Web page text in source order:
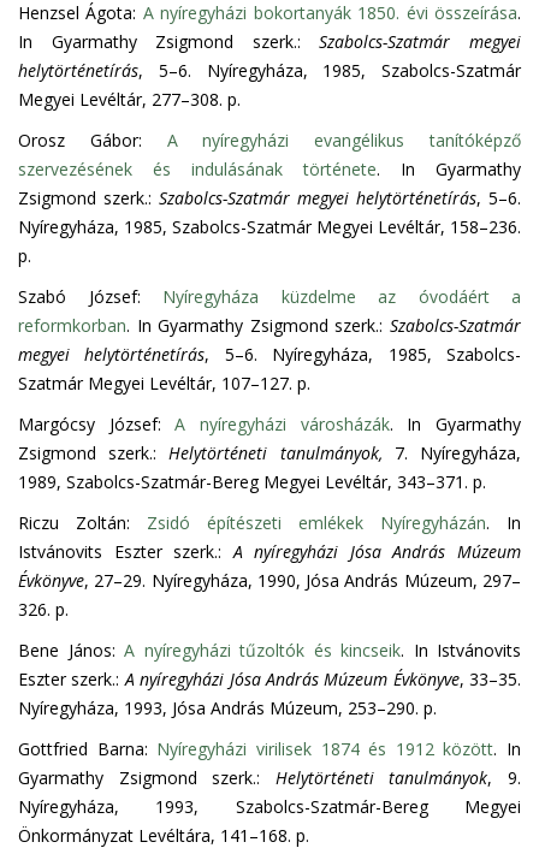
Henzsel Ágota: A nyíregyházi bokortanyák 1850. évi összeírása.
In Gyarmathy Zsigmond szerk.:Szabolcs-Szatmár megyei
helytörténetírás, 5–6. Nyíregyháza, 1985, Szabolcs-Szatmár
Megyei Levéltár, 277–308. p.
Orosz Gábor: A nyíregyházi evangélikus tanítóképző
szervezésének és indulásának története. In Gyarmathy
Zsigmond szerk.: Szabolcs-Szatmár megyei helytörténetírás, 5–6.
Nyíregyháza, 1985, Szabolcs-Szatmár Megyei Levéltár, 158–236.
p.
Szabó József: Nyíregyháza küzdelme az óvodáért a
reformkorban. In Gyarmathy Zsigmond szerk.: Szabolcs-Szatmár
megyei helytörténetírás, 5–6. Nyíregyháza, 1985, Szabolcs-
Szatmár Megyei Levéltár, 107–127. p.
Margócsy József:A nyíregyházi városházák. In Gyarmathy
Zsigmond szerk.:Helytörténeti tanulmányok, 7. Nyíregyháza,
1989, Szabolcs-Szatmár-Bereg Megyei Levéltár, 343–371. p.
Riczu Zoltán: Zsidó építészeti emlékek Nyíregyházán. In
Istvánovits Eszter szerk.:A nyíregyházi Jósa András Múzeum
Évkönyve, 27–29. Nyíregyháza, 1990, Jósa András Múzeum, 297–
326. p.
Bene János: A nyíregyházi tűzoltók és kincseik. In Istvánovits
Eszter szerk.:A nyíregyházi Jósa András Múzeum Évkönyve, 33–35.
Nyíregyháza, 1993, Jósa András Múzeum, 253–290. p.
Gottfried Barna: Nyíregyházi virilisek 1874 és 1912 között. In
Gyarmathy Zsigmond szerk.: Helytörténeti tanulmányok, 9.
Nyíregyháza, 1993, Szabolcs-Szatmár-Bereg Megyei
Önkormányzat Levéltára, 141–168. p.